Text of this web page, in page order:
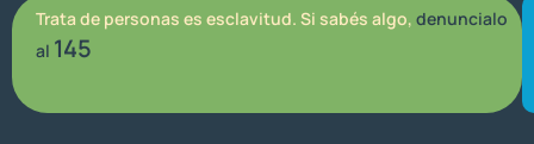
Trata de personas es esclavitud. Si sabés algo, denuncialo
al 145